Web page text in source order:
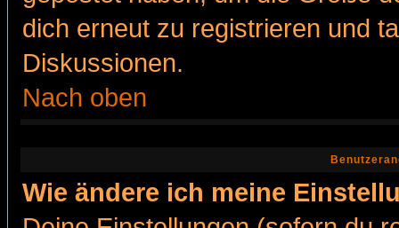
dich erneut zu registrieren und
Diskussionen.
Nach oben
Wie ändere ich meine